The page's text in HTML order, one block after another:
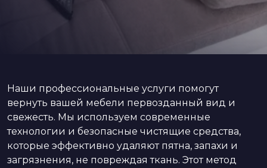
Наши профессиональные услуги помогут
вернуть вашей мебели первозданный вид и
свежесть. Мы используем современные
технологии и безопасные чистящие средства,
которые эффективно удаляют пятна, запахи и
загрязнения, не повреждая ткань. Этот метод